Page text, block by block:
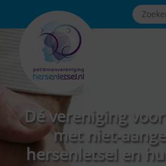
Dé vereniging
met niet-
hersenletsel en